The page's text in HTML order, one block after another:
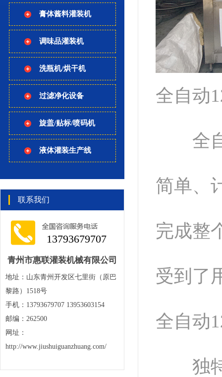
膏体酱料灌装机
调味品灌装机
洗瓶机/烘干机
过滤净化设备
旋盖/贴标/喷码机
液体灌装生产线
联系我们
13793679707
青州市惠联灌装机械有限公司
地址：山东青州开发区七里街（原巴
黎路）1518号
手机：13793679707 13953603154
邮编：262500
网址：
http://www.jiushuiguanzhuang.com/
全自动
全
简单、
完成整
受到了
全自动
独特